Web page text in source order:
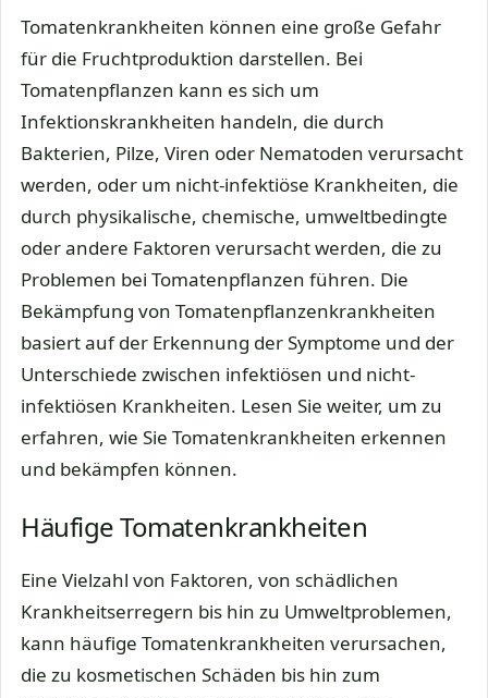
Tomatenkrankheiten können eine große Gefahr
für die Fruchtproduktion darstellen. Bei
Tomatenpflanzen kann es sich um
Infektionskrankheiten handeln, die durch
Bakterien, Pilze, Viren oder Nematoden verursacht
werden, oder um nicht-infektiöse Krankheiten, die
durch physikalische, chemische, umweltbedingte
oder andere Faktoren verursacht werden, die zu
Problemen bei Tomatenpflanzen führen. Die
Bekämpfung von Tomatenpflanzenkrankheiten
basiert auf der Erkennung der Symptome und der
Unterschiede zwischen infektiösen und nicht-
infektiösen Krankheiten. Lesen Sie weiter, um zu
erfahren, wie Sie Tomatenkrankheiten erkennen
und bekämpfen können.
Häufige Tomatenkrankheiten
Eine Vielzahl von Faktoren, von schädlichen
Krankheitserregern bis hin zu Umweltproblemen,
kann häufige Tomatenkrankheiten verursachen,
die zu kosmetischen Schäden bis hin zum